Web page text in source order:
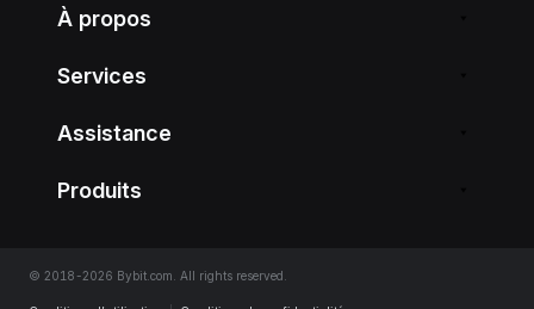
À propos
Services
Assistance
Produits
© 2018-2026 Bybit.com. All rights reserved.